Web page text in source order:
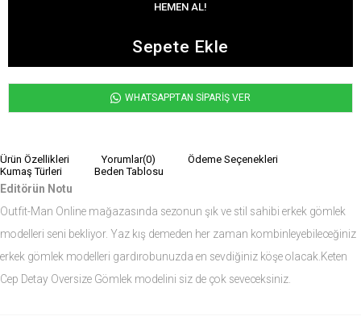
WHATSAPPTAN SİPARİŞ VER
Ürün Özellikleri Yorumlar(0)
Ödeme Seçenekleri
Kumaş Türleri
Beden Tablosu
Editörün Notu
Outfit-Man Online mağazasında sezonun şık ve stil sahibi erkek gömlek
modelleri seni bekliyor. Yaz kış demeden her zaman kombinleyebileceğiniz
erkek gömlek modelleri gardırobunuzda en sevdiğiniz köşe olacak.Keten
Cep Detay Oversize Gömlek modelini siz de çok seveceksiniz.